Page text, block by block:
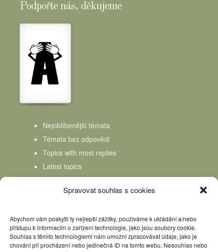
Spravovat souhlas s cookies
Abychom vám poskytli ty nejlepší zážitky, používáme k ukládání a/nebo
přístupu k informacím o zařízení technologie, jako jsou soubory cookie.
Souhlas s těmito technologiemi nám umožní zpracovávat údaje, jako je
chování při procházení nebo jedinečná ID na tomto webu. Nesouhlas nebo
Podpořte nás, děkujeme
Nejoblíbenější témata
Témata bez odpovědi
Topics with most replies
Latest topics
Topics Freshness